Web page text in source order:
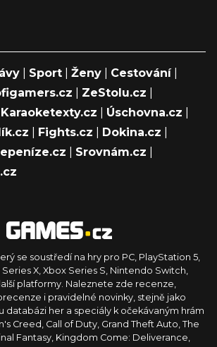
Sport Ženy Cestování|
ZeStolu.cz
Karaoketexty.cz Úschovna.cz
Fights.cz Dokina.cz
Srovnám.cz
se soustředí na hry pro PC, PlayStation 5,
X, Xbox Series S, Nintendo Switch,
platformy. Naleznete zde recenze,
i pravidelné novinky, stejně jako
databázi her a speciály k očekávaným hrám
Creed, Call of Duty, Grand Theft Auto, The
Fantasy, Kingdom Come: Deliverance,